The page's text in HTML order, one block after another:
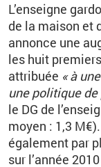
L’enseigne
de la maison et
annonce une
les huit
attribuée « à
une politique
le DG de
moyen : 1,3
également par
sur l’année